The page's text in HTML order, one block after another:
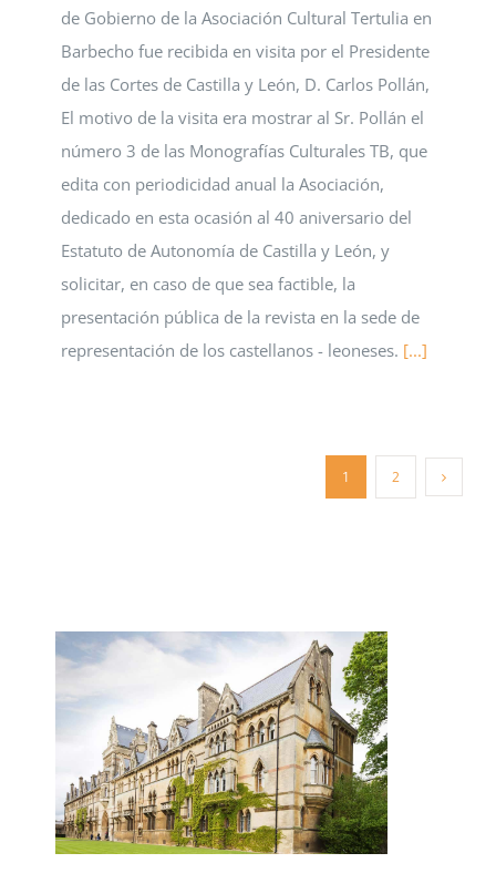
de Gobierno de la Asociación Cultural Tertulia en
Barbecho fue recibida en visita por el Presidente
de las Cortes de Castilla y León, D. Carlos Pollán,
El motivo de la visita era mostrar al Sr. Pollán el
número 3 de las Monografías Culturales TB, que
edita con periodicidad anual la Asociación,
dedicado en esta ocasión al 40 aniversario del
Estatuto de Autonomía de Castilla y León, y
solicitar, en caso de que sea factible, la
presentación pública de la revista en la sede de
representación de los castellanos - leoneses. [...]
1 2